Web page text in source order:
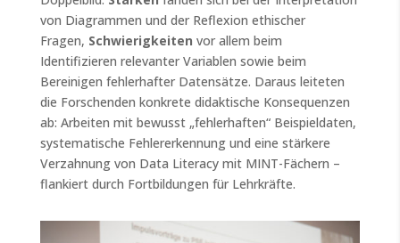
von Diagrammen und der Reflexion ethischer
Fragen, Schwierigkeiten vor allem beim
Identifizieren relevanter Variablen sowie beim
Bereinigen fehlerhafter Datensätze. Daraus leiteten
die Forschenden konkrete didaktische Konsequenzen
ab: Arbeiten mit bewusst „fehlerhaften“ Beispieldaten,
systematische Fehlererkennung und eine stärkere
Verzahnung von Data Literacy mit MINT-Fächern –
flankiert durch Fortbildungen für Lehrkräfte.